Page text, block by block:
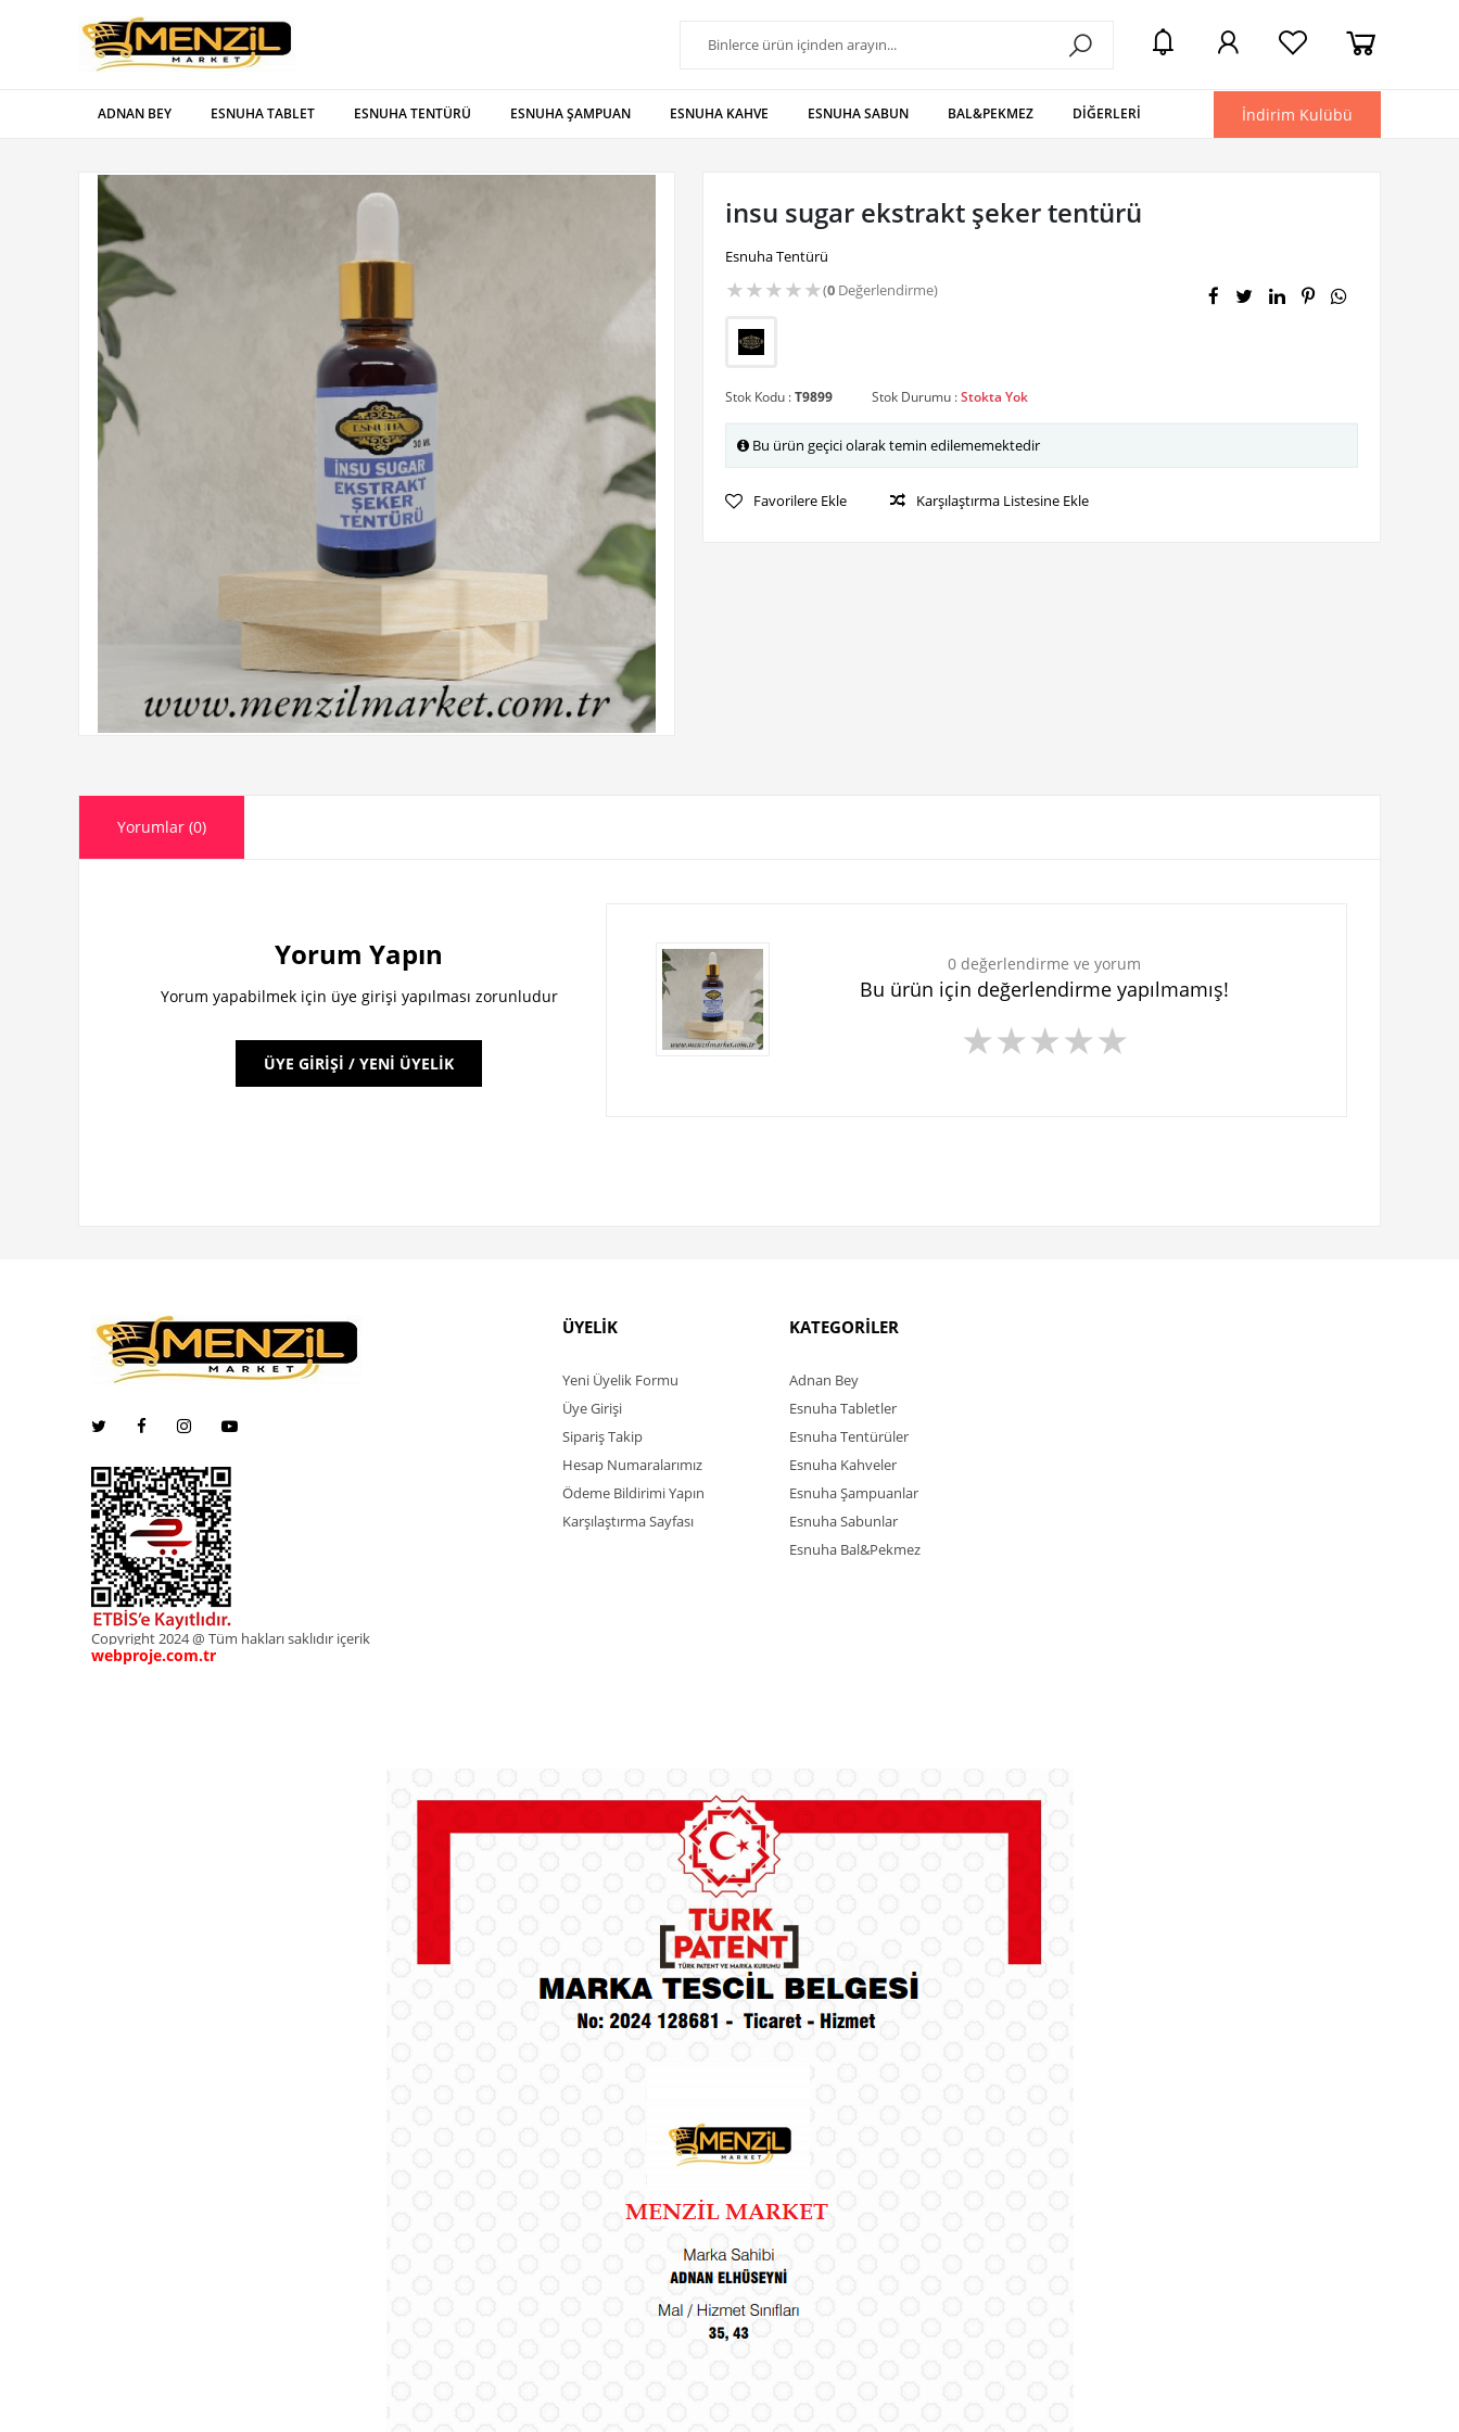
ADNAN BEY ESNUHA TABLET ESNUHA TENTÜRÜ ESNUHA ŞAMPUAN ESNUHA KAHVE ESNUHA SABUN BAL&PEKMEZ DİĞERLERİ İndirim Kulübü
insu sugar ekstrakt şeker tentürü
Esnuha Tentürü
★★★★★(0 Değerlendirme)
Stok Kodu :T9899 Stok Durumu :Stokta Yok
Bu ürün geçici olarak temin edilememektedir
Favorilere Ekle Karşılaştırma Listesine Ekle
Yorumlar (0)
Yorum Yapın
Yorum yapabilmek için üye girişi yapılması zorunludur
ÜYE GİRİŞİ / YENİ ÜYELİK
0 değerlendirme ve yorum
Bu ürün için değerlendirme yapılmamış!
★★★★★
Copyright 2024 @ Tüm hakları saklıdır içerik
webproje.com.tr
ÜYELİK
Yeni Üyelik Formu
Üye Girişi
Sipariş Takip
Hesap Numaralarımız
Ödeme Bildirimi Yapın
Karşılaştırma Sayfası
KATEGORİLER
Adnan Bey
Esnuha Tabletler
Esnuha Tentürüler
Esnuha Kahveler
Esnuha Şampuanlar
Esnuha Sabunlar
Esnuha Bal&Pekmez